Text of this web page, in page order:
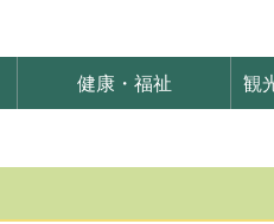
健康・福祉 観